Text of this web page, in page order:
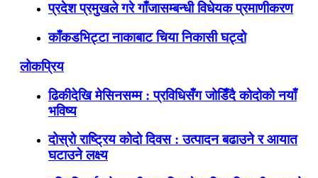
प्रदेश प्रमुखले गरे गाँजासम्बन्धी विधेयक प्रमाणीकरण
काँकडभिट्टा नाकाबाट चिया निकासी घट्दो
लोकप्रिय
ढिकीदेखि मेसिनसम्म : प्रविधिसँग जोडिँदै कोदोको नयाँ
भविष्य
दोस्रो राष्ट्रिय कोदो दिवस : उत्पादन बढाउने र आयात
घटाउने लक्ष्य